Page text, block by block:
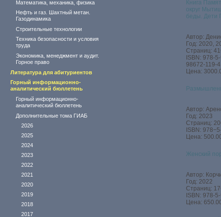
Математика, механика, физика
Нефть и газ. Шахтный метан.
Газодинамика
Строительные технологии
Техника безопасности и условия
труда
Экономика, менеджмент и аудит.
Горное право
Литература для абитуриентов
Горный информационно-
аналитический бюллетень
Горный информационно-
аналитический бюллетень
Дополнительные тома ГИАБ
2026
2025
2024
2023
2022
2021
2020
2019
2018
2017
Книга
округ
беды. Дети
Автор:
Год: 2020,
Страниц:
ISBN: 978-
98672-119-4
Цена:
Автор:
Год: 2023
Страниц:
ISBN:
Цена:
Женский
Автор:
Год: 2022
Страниц:
ISBN: 978-
Цена: